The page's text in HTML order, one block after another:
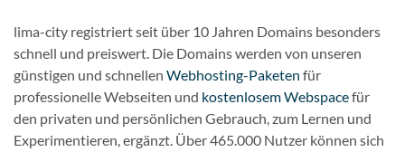
lima-city registriert seit über 10 Jahren Domains besonders
schnell und preiswert. Die Domains werden von unseren
günstigen und schnellen Webhosting-Paketen für
professionelle Webseiten und kostenlosem Webspacefür
den privaten und persönlichen Gebrauch, zum Lernen und
Experimentieren, ergänzt. Über 465.000 Nutzer können sich